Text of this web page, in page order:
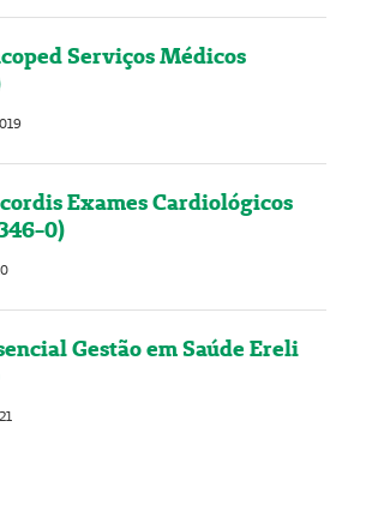
Serviços Médicos
Exames Cardiológicos
0)
Gestão em Saúde Ereli